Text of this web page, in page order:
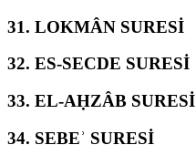
31. LOKMÂN SURESİ
32. ES-SECDE SURESİ
33. EL-AḤZÂB SURESİ
34. SEBEʾ SURESİ